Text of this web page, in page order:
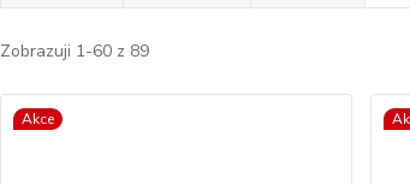
Zobrazuji 1-60 z 89
Akce